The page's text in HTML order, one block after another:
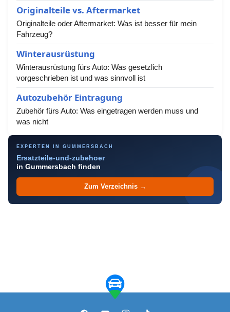
Originalteile vs. Aftermarket
Originalteile oder Aftermarket: Was ist besser für mein
Fahrzeug?
Winterausrüstung
Winterausrüstung fürs Auto: Was gesetzlich
vorgeschrieben ist und was sinnvoll ist
Autozubehör Eintragung
Zubehör fürs Auto: Was eingetragen werden muss und
was nicht
EXPERTEN IN GUMMERSBACH
Ersatzteile-und-zubehoer
in Gummersbach finden
Zum Verzeichnis →